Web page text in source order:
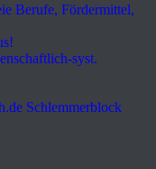
Berufe, Fördermittel,
syst.
Schlemmerblock